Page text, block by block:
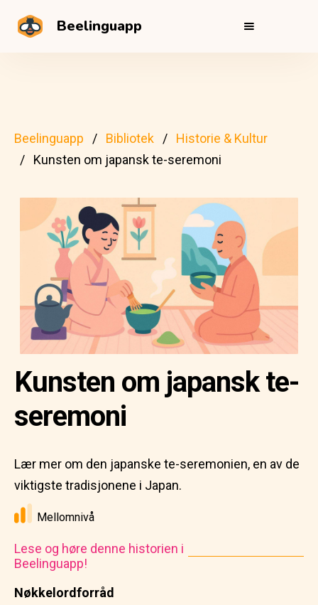
Beelinguapp
Beelinguapp Bibliotek
Historie & Kultur
Kunsten om japansk te-seremoni
Nøkkelordforråd
Kunsten om japansk te-
seremoni
Lær mer om den japanske te-seremonien, en av de
viktigste tradisjonene i Japan.
Mellomnivå
Lese og høre denne historien i
Beelinguapp!